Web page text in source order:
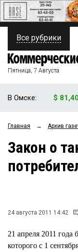
ПОЛИТИКА
ФИНАНСЫ
ОБЩЕСТВО
ЗАКОН
НОВОСТИ
СТИЛЬ ЖИЗНИ
Все рубрики
Пятница, 7 Августа
В Омске: $
Главная → Архив
Закон о
24 августа 2011 14:42
21 апреля 2011
которого с 1